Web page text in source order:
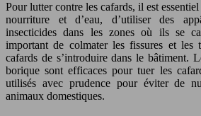
Pour lutter contre les cafards, il est
nourriture et d’eau, d’utiliser des
insecticides dans les zones où ils se
important de colmater les fissures et les
cafards de s’introduire dans le bâtiment.
borique sont efficaces pour tuer les
utilisés avec prudence pour éviter de
animaux domestiques.